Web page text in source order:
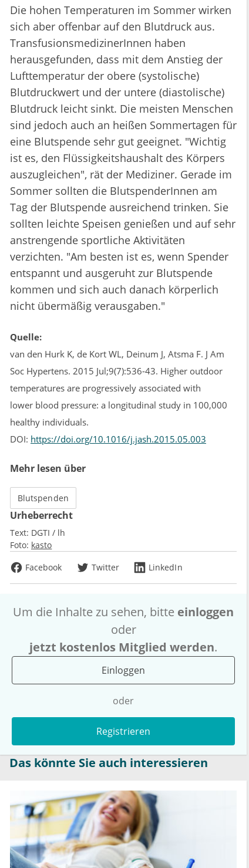
Die hohen Temperaturen im Sommer wirken
sich aber offenbar auf den Blutdruck aus.
TransfusionsmedizinerInnen haben
herausgefunden, dass mit dem Anstieg der
Lufttemperatur der obere (systolische)
Blutdruckwert und der untere (diastolische)
Blutdruck leicht sinkt. Die meisten Menschen
sind jedoch auch an heißen Sommertagen für
eine Blutspende sehr gut geeignet. "Wichtig
ist es, den Flüssigkeitshaushalt des Körpers
auszugleichen", rät der Mediziner. Gerade im
Sommer sollten die BlutspenderInnen am
Tag der Blutspende ausreichend trinken. Sie
sollten leichte Speisen genießen und auf sehr
anstrengende sportliche Aktivitäten
verzichten. "Am besten ist es, wenn Spender
entspannt und ausgeruht zur Blutspende
kommen und sich auch danach körperlich
nicht übermäßig verausgaben."
Quelle:
van den Hurk K, de Kort WL, Deinum J, Atsma F. J Am
Soc Hypertens. 2015 Jul;9(7):536-43. Higher outdoor
temperatures are progressively associated with
lower blood pressure: a longitudinal study in 100,000
healthy individuals.
DOI: https://doi.org/10.1016/j.jash.2015.05.003
Mehr lesen über
Blutspenden
Urheberrecht
Text: DGTI / lh
Foto: kasto
Facebook
Twitter LinkedIn
Um die Inhalte zu sehen, bitte einloggen
oder
jetzt kostenlos Mitglied werden.
Einloggen
oder
Registrieren
Das könnte Sie auch interessieren